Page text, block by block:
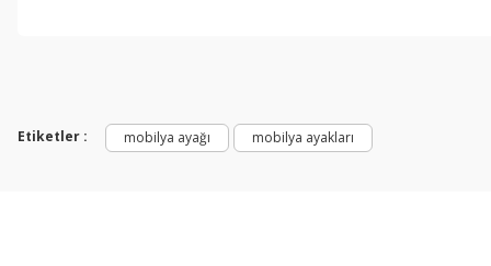
Etiketler : mobilya ayağı mobilya ayakları